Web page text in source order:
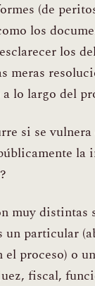
(de
los
los
meras
lo largo del
si se vulnera
la
muy distintas
particular
el proceso) o
fiscal,